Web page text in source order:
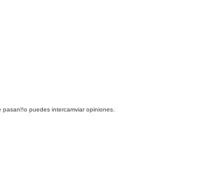
puedes intercamviar opiniones.